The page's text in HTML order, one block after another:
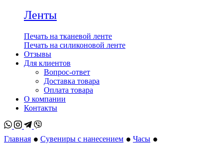
Ленты
Печать на тканевой ленте
Печать на силиконовой ленте
Отзывы
Для клиентов
Вопрос-ответ
Доставка товара
Оплата товара
О компании
Контакты
Whatsapp
Instagram
Telegram
Viber
Главная • Сувениры с нанесением • Часы •